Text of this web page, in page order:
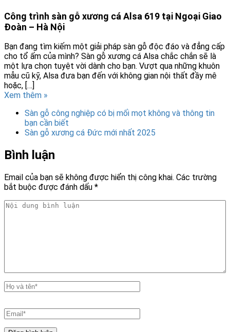
Công trình sàn gỗ xương cá Alsa 619 tại Ngoại Giao
Đoàn – Hà Nội
Bạn đang tìm kiếm một giải pháp sàn gỗ độc đáo và đẳng cấp
cho tổ ấm của mình? Sàn gỗ xương cá Alsa chắc chắn sẽ là
một lựa chọn tuyệt vời dành cho bạn. Vượt qua những khuôn
mẫu cũ kỹ, Alsa đưa bạn đến với không gian nội thất đầy mê
hoặc, […]
Xem thêm »
Sàn gỗ công nghiệp có bị mối mọt không và thông tin
bạn cần biết
Sàn gỗ xương cá Đức mới nhất 2025
Bình luận
Email của bạn sẽ không được hiển thị công khai. Các trường
bắt buộc được đánh dấu *